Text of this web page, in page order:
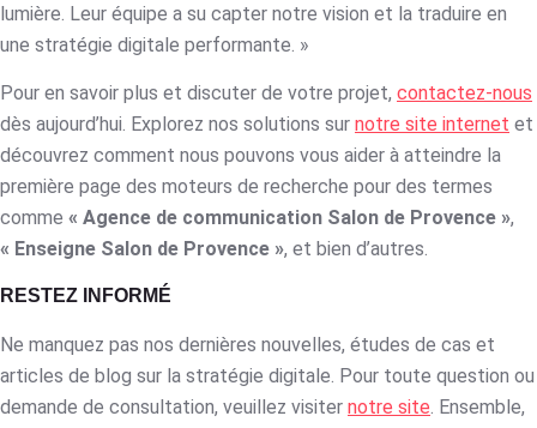
lumière. Leur équipe a su capter notre vision et la traduire en
une stratégie digitale performante. »
Pour en savoir plus et discuter de votre projet, contactez-nous
dès aujourd’hui. Explorez nos solutions sur notre site internet et
découvrez comment nous pouvons vous aider à atteindre la
première page des moteurs de recherche pour des termes
comme « Agence de communication Salon de Provence »,
« Enseigne Salon de Provence », et bien d’autres.
RESTEZ INFORMÉ
Ne manquez pas nos dernières nouvelles, études de cas et
articles de blog sur la stratégie digitale. Pour toute question ou
demande de consultation, veuillez visiter notre site. Ensemble,